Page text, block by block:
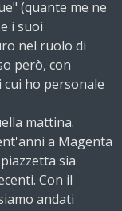
(quante me ne
i suoi
nel ruolo di
però, con
cui ho personale
mattina.
a Magenta
sia
Con il
andati